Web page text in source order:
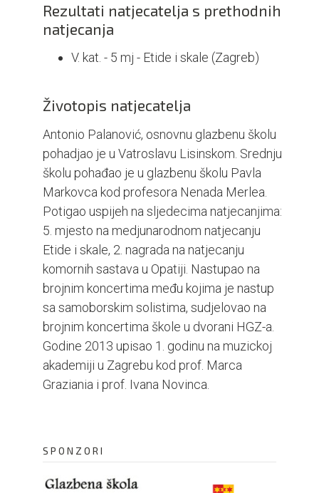
Rezultati natjecatelja s prethodnih
natjecanja
V. kat. - 5 mj - Etide i skale (Zagreb)
Životopis natjecatelja
Antonio Palanović, osnovnu glazbenu školu
pohadjao je u Vatroslavu Lisinskom. Srednju
školu pohađao je u glazbenu školu Pavla
Markovca kod profesora Nenada Merlea.
Potigao uspijeh na sljedecima natjecanjima:
5. mjesto na medjunarodnom natjecanju
Etide i skale, 2. nagrada na natjecanju
komornih sastava u Opatiji. Nastupao na
brojnim koncertima među kojima je nastup
sa samoborskim solistima, sudjelovao na
brojnim koncertima škole u dvorani HGZ-a.
Godine 2013 upisao 1. godinu na muzickoj
akademiji u Zagrebu kod prof. Marca
Graziania i prof. Ivana Novinca.
SPONZORI